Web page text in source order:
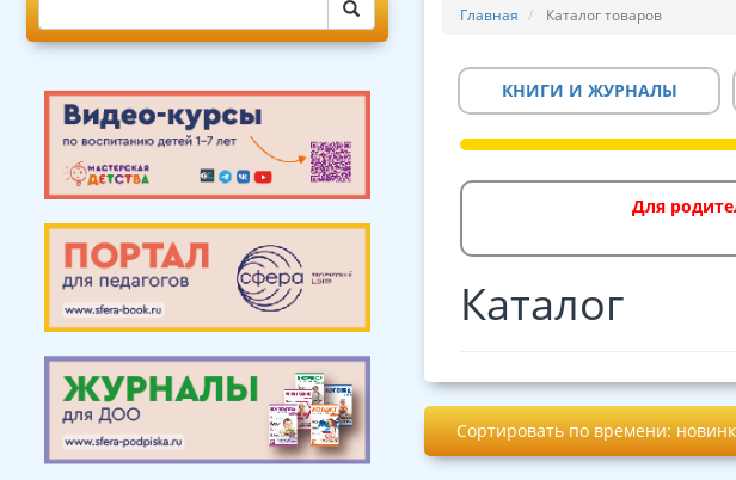
Главная Каталог товаров
КНИГИ И ЖУРНАЛЫ
Для
Каталог
Сортировать по времени: